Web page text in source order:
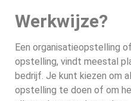
Werkwijze?
Een organisatieopstelling
opstelling, vindt meestal
bedrijf. Je kunt kiezen om
opstelling te doen of om